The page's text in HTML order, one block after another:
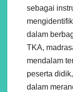
sebagai
dalam
TKA,
mendalam
peserta
dalam